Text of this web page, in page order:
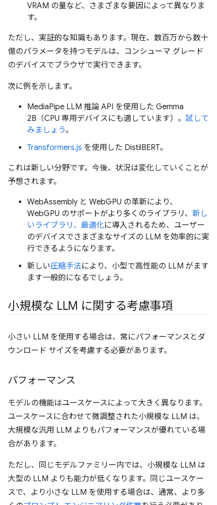
VRAM の量など、さまざまな要因によって異なりま
す。
ただし、実証的な知識もあります。現在、数百万から数十
億のパラメータを持つモデルは、コンシューマ グレード
のデバイスでブラウザで実行できます。
次に例を示します。
MediaPipe LLM 推論 API を使用した Gemma
2B（CPU 専用デバイスにも適しています）。 試して
みましょう。
Transformers.js を使用した DistilBERT。
これは新しい分野です。今後、状況は変化していくことが
予想されます。
WebAssembly と WebGPU の革新により、
WebGPU のサポートがより多くのライブラリ、 新し
いライブラリ、最適化に導入されるため、ユーザー
のデバイスでさまざまなサイズの LLM を効率的に実
行できるようになります。
新しい圧縮手法により、小型で高性能の LLM がます
ます一般的になるでしょう。
小規模な LLM に関する考慮事項
小さい LLM を使用する場合は、常にパフォーマンスとダ
ウンロード サイズを考慮する必要があります。
パフォーマンス
モデルの機能はユースケースによって大きく異なります。
ユースケースに合わせて微調整された小規模な LLM は、
大規模な汎用 LLM よりもパフォーマンスが優れている場
合があります。
ただし、同じモデルファミリー内では、小規模な LLM は
大型の LLM よりも能力が低くなります。同じユースケー
スで、より小さな LLM を使用する場合は、通常、より多